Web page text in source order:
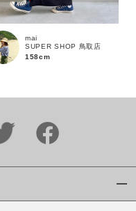
mai
SUPER SHOP 鳥取店
158cm